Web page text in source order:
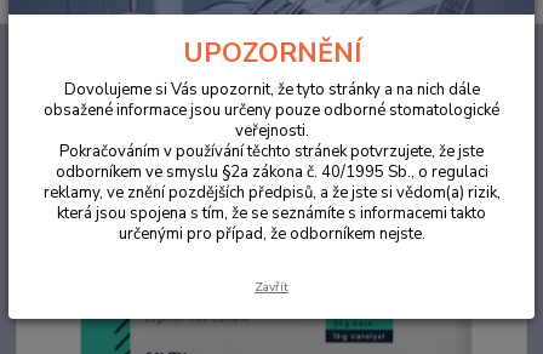
CAVEX TEMPORARY CEMENT
CAVEX TEMPORARY CEMENT
UPOZORNĚNÍ
Dovolujeme si Vás upozornit, že tyto stránky a na nich dále
obsažené informace jsou určeny pouze odborné stomatologické
veřejnosti.
Pokračováním v používání těchto stránek potvrzujete, že jste
odborníkem ve smyslu §2a zákona č. 40/1995 Sb., o regulaci
reklamy, ve znění pozdějších předpisů, a že jste si vědom(a) rizik,
která jsou spojena s tím, že se seznámíte s informacemi takto
určenými pro případ, že odborníkem nejste.
Zavřít